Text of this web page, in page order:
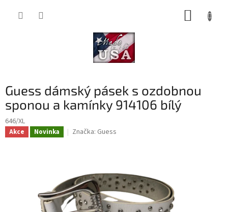
Guess dámský pásek s ozdobnou
sponou a kamínky 914106 bílý
646/XL
Akce Novinka Značka: Guess